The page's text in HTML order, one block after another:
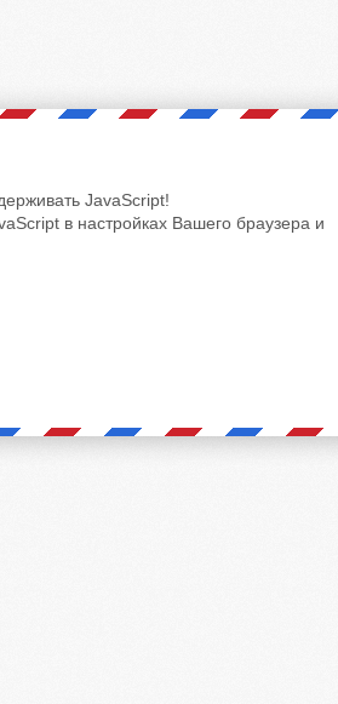
JavaScript!
в настройках Вашего браузера и